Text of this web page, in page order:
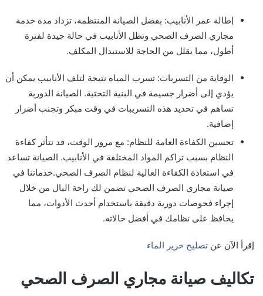
إطالة عمر الأنابيب: بفضل الصيانة المنتظمة، تزداد مدة خدمة
مجاري الصرف الصحي وتظل الأنابيب في حالة جيدة لفترة
أطول، مما يقلل من الحاجة للاستبدال المكلف.
الوقاية من التسربات: تسرب المياه نتيجة لتلف الأنابيب يمكن أن
يؤدي إلى أضرار جسيمة في البنية التحتية. الصيانة الدورية
تساهم في تحديد هذه التسريبات في وقت مبكر وتجنب أضرار
إضافية.
تحسين الكفاءة العامة للنظام: مع مرور الوقت، قد تتأثر كفاءة
النظام بسبب تراكم المواد المختلفة في الأنابيب. الصيانة تساعد
في استعادة الكفاءة العالية لنظام الصرف الصحي.خدماتنا في
صيانة مجاري الصرف الصحي تضمن لك راحة البال من خلال
إجراء فحوصات دورية دقيقة باستخدام أحدث الأدوات، مما
يحافظ على نظامك في أفضل حالاته.
إقرأ الآن عن تصليح خرير الماء
تكاليف صيانة مجاري الصرف الصحي